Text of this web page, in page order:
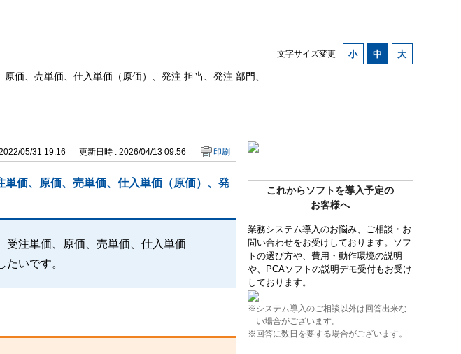
文字サイズ変更
価、売単価、仕入単価（原価）、発注 担当、発注 部門、
これからソフトを導入予定の
お客様へ
業務システム導入のお悩み、ご相談・お
問い合わせをお受けしております。ソフ
トの選び方や、費用・動作環境の説明
や、PCAソフトの説明デモ受付もお受け
しております。
※システム導入のご相談以外は回答出来な
い場合がございます。
※回答に数日を要する場合がございます。
05/31 19:16 更新日時 : 2026/04/13 09:56 印刷
価、原価、売単価、仕入単価（原価）、発
受注単価、原価、売単価、仕入単価
いです。